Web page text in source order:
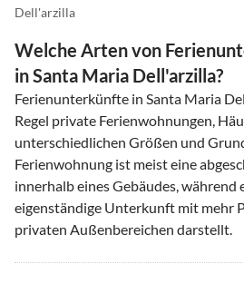
Dell'arzilla
Welche Arten von
in Santa Maria Dell'arzilla?
Ferienunterkünfte in Santa Maria
Regel private Ferienwohnungen,
unterschiedlichen Größen und
Ferienwohnung ist meist eine
innerhalb eines Gebäudes, während
eigenständige Unterkunft mit mehr
privaten Außenbereichen darstellt.